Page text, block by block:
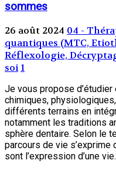
sommes
26 août 2024 04 -
quantiques (MTC,
Réflexologie,
soi 1
Je vous propose
chimiques,
différents terrains en
notamment les traditions
sphère dentaire. Selon le
parcours de vie s’exprime
sont l’expression d’une